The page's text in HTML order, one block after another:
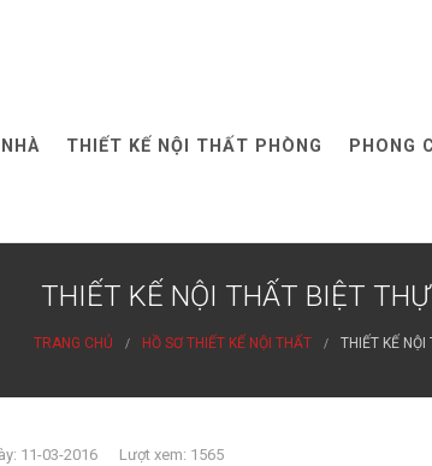
THIẾT KẾ NỘI THẤT PHÒNG PHONG
THIẾT KẾ NỘI THẤT BIỆT
TRANG CHỦ HỒ SƠ THIẾT KẾ NỘI THẤT THIẾT KẾ
11-03-2016 Lượt xem: 1565